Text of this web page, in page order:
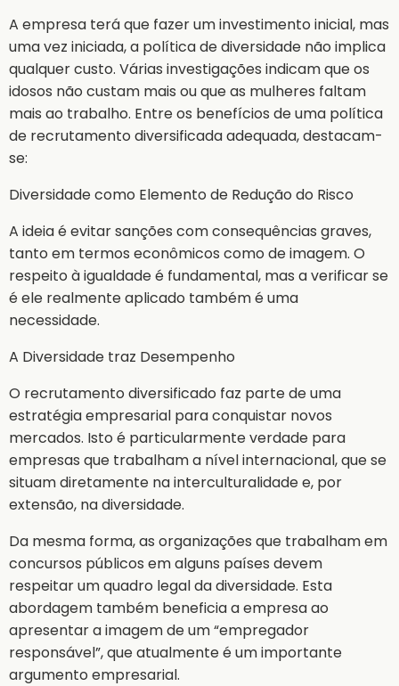
A empresa terá que fazer um investimento inicial, mas
uma vez iniciada, a política de diversidade não implica
qualquer custo. Várias investigações indicam que os
idosos não custam mais ou que as mulheres faltam
mais ao trabalho. Entre os benefícios de uma política
de recrutamento diversificada adequada, destacam-
se:
Diversidade como Elemento de Redução do Risco
A ideia é evitar sanções com consequências graves,
tanto em termos econômicos como de imagem. O
respeito à igualdade é fundamental, mas a verificar se
é ele realmente aplicado também é uma
necessidade.
A Diversidade traz Desempenho
O recrutamento diversificado faz parte de uma
estratégia empresarial para conquistar novos
mercados. Isto é particularmente verdade para
empresas que trabalham a nível internacional, que se
situam diretamente na interculturalidade e, por
extensão, na diversidade.
Da mesma forma, as organizações que trabalham em
concursos públicos em alguns países devem
respeitar um quadro legal da diversidade. Esta
abordagem também beneficia a empresa ao
apresentar a imagem de um “empregador
responsável”, que atualmente é um importante
argumento empresarial.